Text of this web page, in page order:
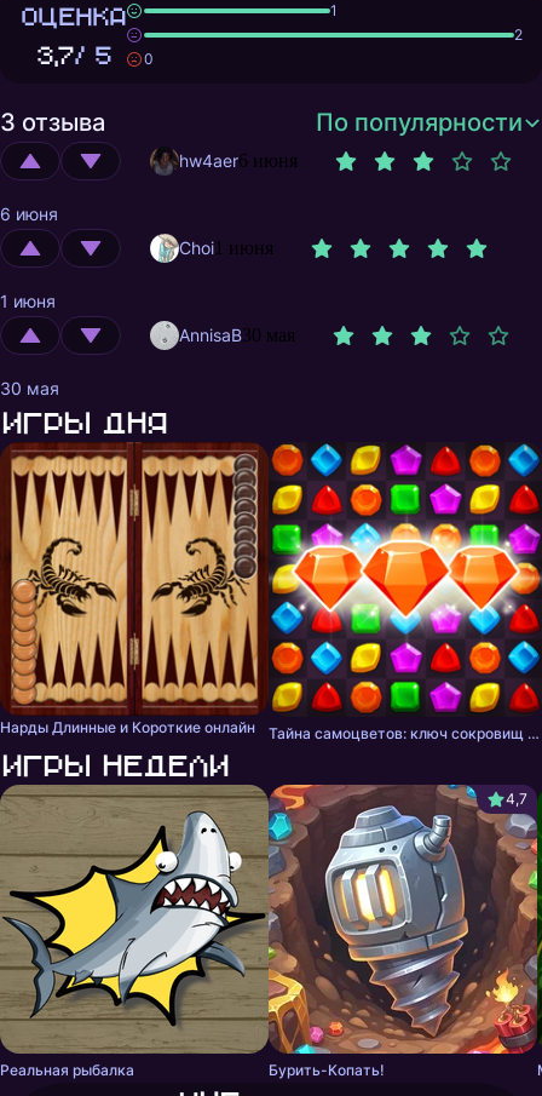
ОЦЕНКА
3,7/ 5
1
2
0
3 отзыва По популярности
hw4aer6 июня
6 июня
Choi1 июня
1 июня
AnnisaB30 мая
30 мая
Игры дня
Нарды Длинные и Короткие онлайн Тайна самоцветов: ключ сокровищ - три в ряд
Игры недели
Реальная рыбалка
4,7
Бурить-Копать!